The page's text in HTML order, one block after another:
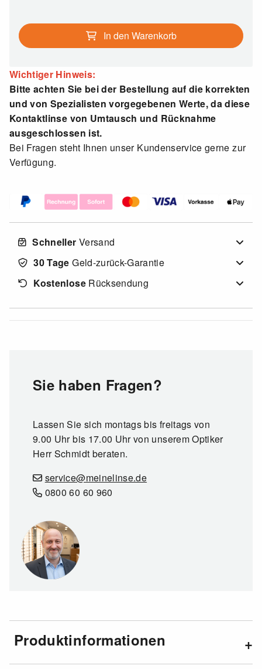
In den Warenkorb
Wichtiger Hinweis:
Bitte achten Sie bei der Bestellung auf die korrekten
und von Spezialisten vorgegebenen Werte, da diese
Kontaktlinse von Umtausch und Rücknahme
ausgeschlossen ist.
Bei Fragen steht Ihnen unser Kundenservice gerne zur
Verfügung.
Schneller Versand
30 Tage Geld-zurück-Garantie
KostenloseRücksendung
Sie haben Fragen?
Lassen Sie sich montags bis freitags von
9.00 Uhr bis 17.00 Uhr von unserem Optiker
Herr Schmidt beraten.
service@meinelinse.de
0800 60 60 960
Produktinformationen